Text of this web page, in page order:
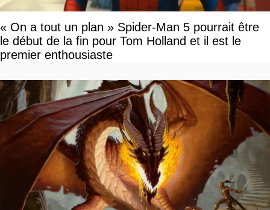
« On a tout un plan » Spider-Man 5 pourrait être
le début de la fin pour Tom Holland et il est le
premier enthousiaste